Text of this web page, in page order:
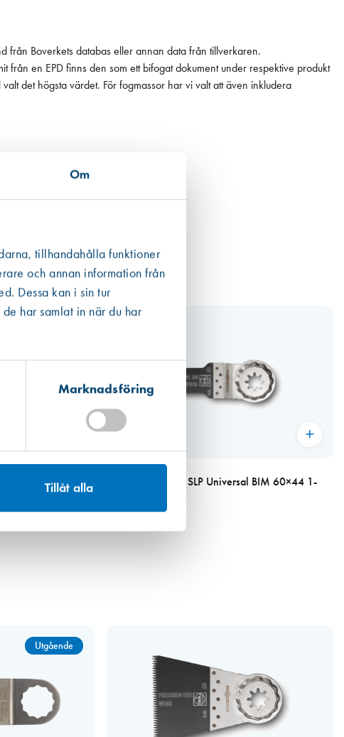
Om
tillhandahålla funktioner
och annan information från
Dessa kan i sin tur
har samlat in när du har
Marknadsföring
Tillåt alla
från Boverkets databas eller annan data från tillverkaren.
en EPD finns den som ett bifogat dokument under respektive produkt
det högsta värdet. För fogmassor har vi valt att även inkludera
Art. nr 5131
Fein Sågblad 152 SLP Universal BIM 60×44 1-
249,00 kr
Utgående